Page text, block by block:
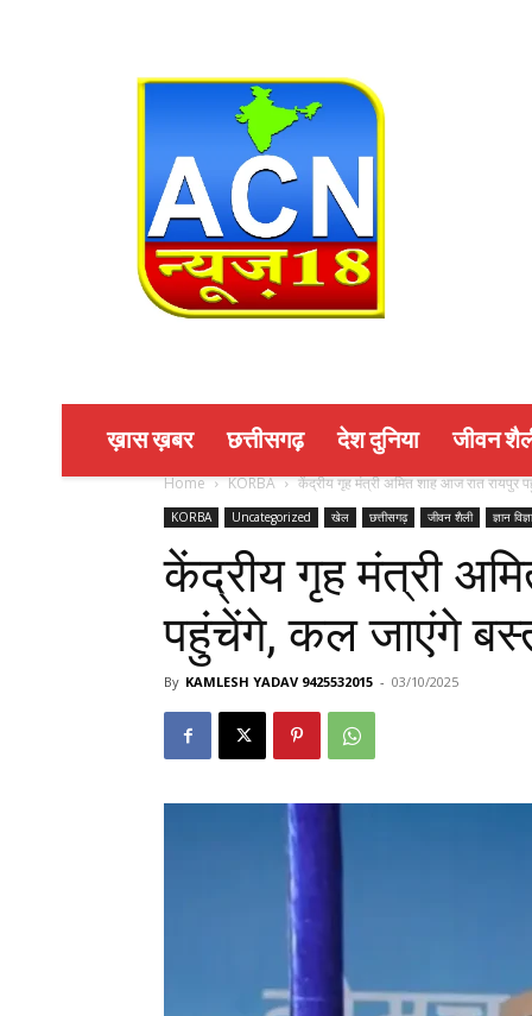
ख़ास ख़बर छत्तीसगढ़ देश दुनिया जीवन
Home KORBA केंद्रीय गृह मंत्री अमित शाह आज रात रायपुर
KORBA Uncategorized खेल छत्तीसगढ़ जीवन शैली ज्ञान
केंद्रीय गृह मंत्री
पहुंचेंगे, कल जाएंगे
By KAMLESH YADAV 9425532015 - 03/10/2025